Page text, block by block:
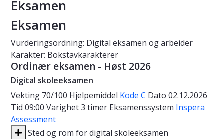
Eksamen
Eksamen
Vurderingsordning: Digital eksamen og arbeider
Karakter: Bokstavkarakterer
Ordinær eksamen - Høst 2026
Digital skoleeksamen
Vekting 70/100 Hjelpemiddel Kode C Dato 02.12.2026
Tid 09:00 Varighet3 timer Eksamenssystem Inspera
Assessment
Sted og rom for digital skoleeksamen